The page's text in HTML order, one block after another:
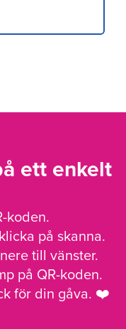
ett enkelt
koden.
på skanna.
till vänster.
på QR-koden.
för din gåva. ❤️